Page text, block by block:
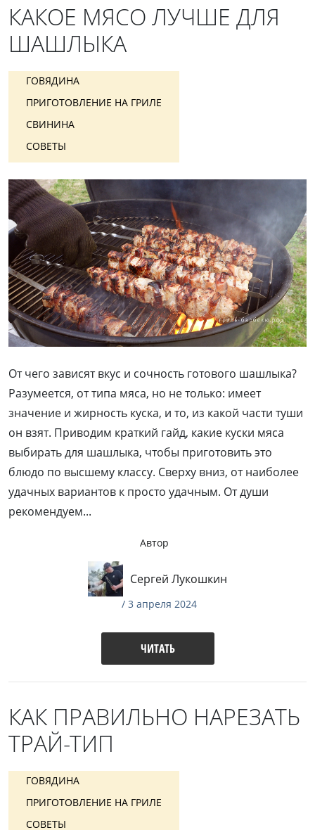
КАКОЕ МЯСО ЛУЧШЕ ДЛЯ
ШАШЛЫКА
ГОВЯДИНА
ПРИГОТОВЛЕНИЕ НА ГРИЛЕ
СВИНИНА
СОВЕТЫ
От чего зависят вкус и сочность готового шашлыка?
Разумеется, от типа мяса, но не только: имеет
значение и жирность куска, и то, из какой части туши
он взят. Приводим краткий гайд, какие куски мяса
выбирать для шашлыка, чтобы приготовить это
блюдо по высшему классу. Сверху вниз, от наиболее
удачных вариантов к просто удачным. От души
рекомендуем...
Автор
Сергей Лукошкин
/ 3 апреля 2024
ЧИТАТЬ
КАК ПРАВИЛЬНО НАРЕЗАТЬ
ТРАЙ-ТИП
ГОВЯДИНА
ПРИГОТОВЛЕНИЕ НА ГРИЛЕ
СОВЕТЫ